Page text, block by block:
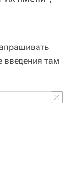
введения там